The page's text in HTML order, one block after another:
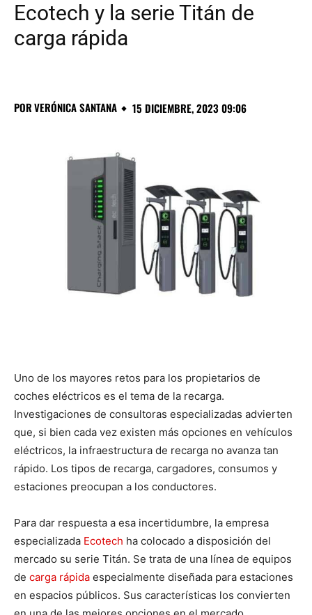
Ecotech y la serie Titán de
carga rápida
PORVERÓNICA SANTANA 15 DICIEMBRE, 2023 09:06
Uno de los mayores retos para los propietarios de
coches eléctricos es el tema de la recarga.
Investigaciones de consultoras especializadas advierten
que, si bien cada vez existen más opciones en vehículos
eléctricos, la infraestructura de recarga no avanza tan
rápido. Los tipos de recarga, cargadores, consumos y
estaciones preocupan a los conductores.
Para dar respuesta a esa incertidumbre, la empresa
especializada Ecotech ha colocado a disposición del
mercado su serie Titán. Se trata de una línea de equipos
de carga rápida especialmente diseñada para estaciones
en espacios públicos. Sus características los convierten